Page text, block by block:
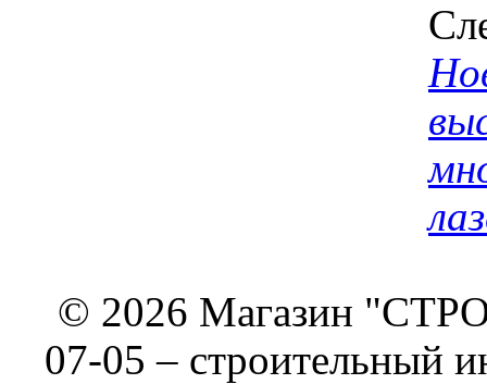
© 2026 Магазин
07-05 – строительный